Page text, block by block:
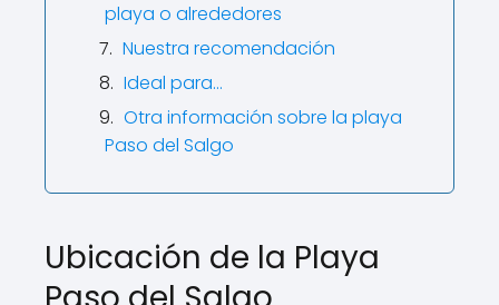
playa o alrededores
Nuestra recomendación
Ideal para…
Otra información sobre la playa
Paso del Salgo
Ubicación de la Playa